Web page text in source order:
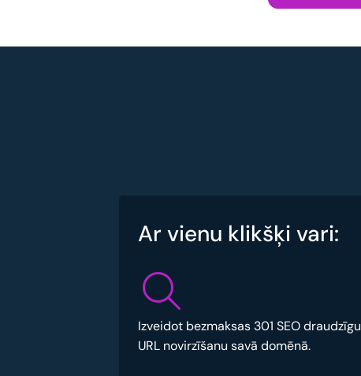
Ar vienu klikšķi vari:
Izveidot bezmaksas 301 SEO draudzīgu
URL novirzīšanu savā domēnā.